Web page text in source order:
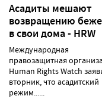
Асадиты мешают
возвращению
в свои дома - HRW
Международная
правозащитная
Human Rights Watch
вторник, что асадитский
режим......